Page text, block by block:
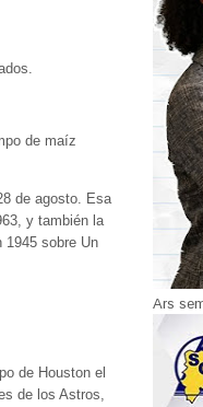
de maíz
de agosto. Esa
y también la
1945 sobre Un
de Houston el
de los Astros,
Ars